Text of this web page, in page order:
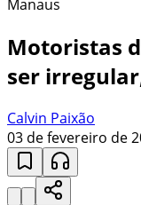
Manaus
Motoristas
ser
Calvin Paixão
03 de fevereiro de